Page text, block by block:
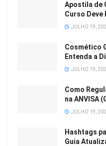
Apostila de
Curso Deve
JULHO 19,
Cosmético
Entenda a
JULHO 19,
Como
na ANVISA
JULHO 19,
Hashtags
Guia